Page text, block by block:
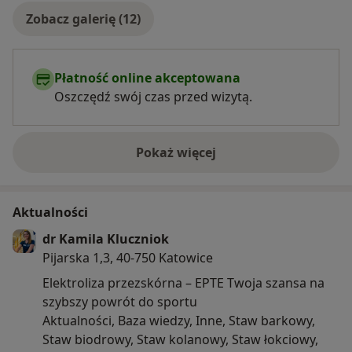
Zobacz galerię (12)
Płatność online akceptowana
Oszczędź swój czas przed wizytą.
Pokaż więcejo doświadczeniu
Aktualności
dr Kamila Kluczniok
Pijarska 1,3, 40-750 Katowice
Elektroliza przezskórna – EPTE Twoja szansa na
szybszy powrót do sportu
Aktualności, Baza wiedzy, Inne, Staw barkowy,
Staw biodrowy, Staw kolanowy, Staw łokciowy,